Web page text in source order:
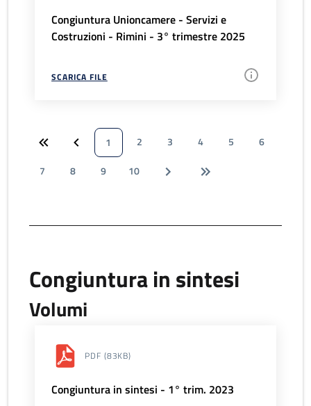
Congiuntura Unioncamere - Servizi e
Costruzioni - Rimini - 3° trimestre 2025
SCARICA FILE
1 2 3 4 5
6
7
8 9 10
Congiuntura in sintesi
Volumi
PDF (83KB)
Congiuntura in sintesi - 1° trim. 2023